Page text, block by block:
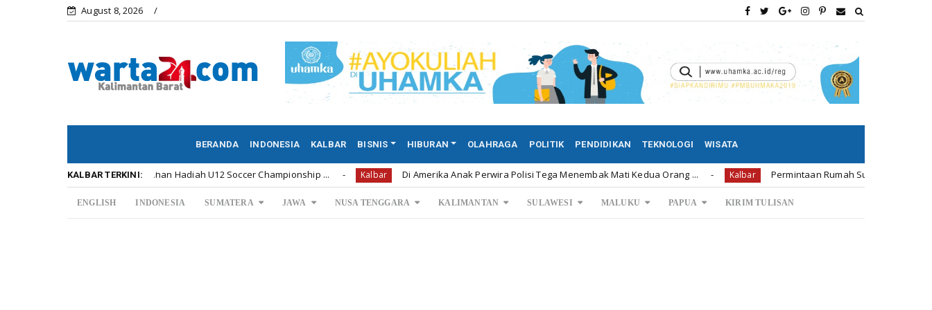
August 8, 2026
BERANDA INDONESIA KALBAR BISNIS HIBURAN OLAHRAGA POLITIK PENDIDIKAN TEKNOLOGI WISATA
KALBAR TERKINI:
Meriahnya Penyerahan Hadiah U12 Soccer Championship ... Kalbar Di Amerika Anak Perwira Polisi Tega Menembak Mati Kedua Orang ... Kalbar Permintaan Rumah Subsidi di Bengkayang 1.239
ENGLISH INDONESIA SUMATERA JAWA NUSA TENGGARA KALIMANTAN SULAWESI MALUKU PAPUA KIRIM TULISAN